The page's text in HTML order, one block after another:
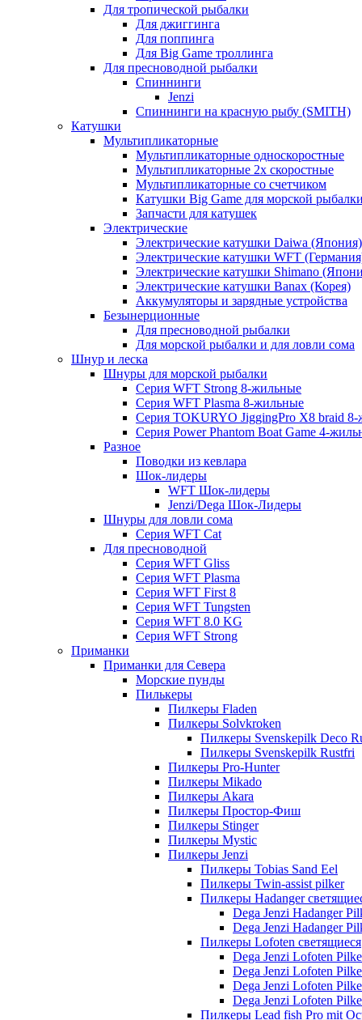
Для тропической рыбалки
Для джиггинга
Для поппинга
Для Big Game троллинга
Для пресноводной рыбалки
Спиннинги
Jenzi
Спиннинги на красную рыбу (SMITH)
Катушки
Мультипликаторные
Мультипликаторные односкоростные
Мультипликаторные 2х скоростные
Мультипликаторные со счетчиком
Катушки Big Game для морской рыбалки
Запчасти для катушек
Электрические
Электрические катушки Daiwa (Япония)
Электрические катушки WFT
Электрические катушки Shimano
Электрические катушки Banax (Корея)
Аккумуляторы и зарядные устройства
Безынерционные
Для пресноводной рыбалки
Для морской рыбалки и для ловли сома
Шнур и леска
Шнуры для морской рыбалки
Серия WFT Strong 8-жильные
Серия WFT Plasma 8-жильные
Серия TOKURYO JiggingPro X8 braid
Серия Power Phantom Boat Game 4-
Разное
Поводки из кевлара
Шок-лидеры
WFT Шок-лидеры
Jenzi/Dega Шок-Лидеры
Шнуры для ловли сома
Серия WFT Cat
Для пресноводной
Серия WFT Gliss
Серия WFT Plasma
Серия WFT First 8
Серия WFT Tungsten
Серия WFT 8.0 KG
Серия WFT Strong
Приманки
Приманки для Севера
Морские пунды
Пилькеры
Пилкеры Fladen
Пилкеры Solvkroken
Пилкеры Svenskepilk Deco
Пилкеры Svenskepilk Rustfri
Пилкеры Pro-Hunter
Пилкеры Mikado
Пилкеры Akara
Пилкеры Простор-Фиш
Пилкеры Stinger
Пилкеры Mystic
Пилкеры Jenzi
Пилкеры Tobias Sand Eel
Пилкеры Twin-assist pilker
Пилкеры Hadanger
Dega Jenzi Hadanger
Dega Jenzi Hadanger
Пилкеры Lofoten светящиеся
Dega Jenzi Lofoten
Dega Jenzi Lofoten
Dega Jenzi Lofoten
Dega Jenzi Lofoten
Пилкеры Lead fish Pro mit